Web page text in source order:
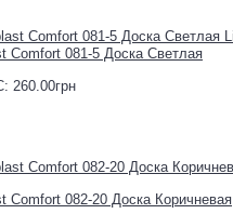
Comfort 081-5 Доска Светлая
260.00грн
Comfort 082-20 Доска Коричневая